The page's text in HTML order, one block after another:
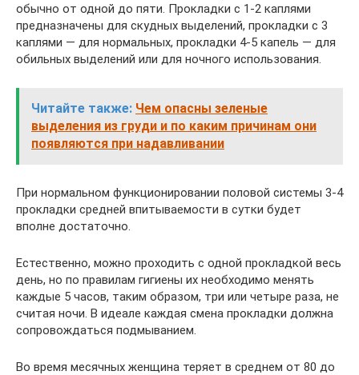
обычно от одной до пяти. Прокладки с 1-2 каплями
предназначены для скудных выделений, прокладки с 3
каплями — для нормальных, прокладки 4-5 капель — для
обильных выделений или для ночного использования.
Читайте также: Чем опасны зеленые
выделения из груди и по каким причинам они
появляются при надавливании
При нормальном функционировании половой системы 3-4
прокладки средней впитываемости в сутки будет
вполне достаточно.
Естественно, можно проходить с одной прокладкой весь
день, но по правилам гигиены их необходимо менять
каждые 5 часов, таким образом, три или четыре раза, не
считая ночи. В идеале каждая смена прокладки должна
сопровождаться подмыванием.
Во время месячных женщина теряет в среднем от 80 до